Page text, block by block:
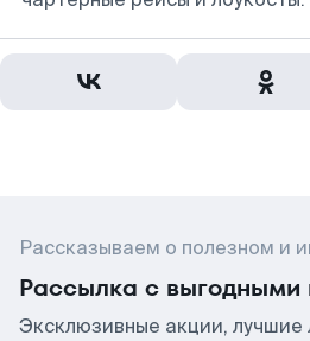
Рассказываем о полезном и
Рассылка с
Эксклюзивные акции, лучшие